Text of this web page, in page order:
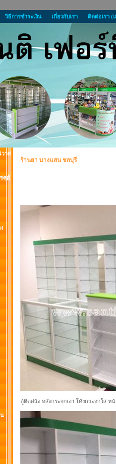
วิธีการชำระเงิน เกี่ยวกับเรา ติดต่อเรา (
วาศ
ซิตี้
ร้านยา บางแสน ชลบุรี
ตู้ติดฝนัง หลังกระจกเงา โค้งกระจกใส ห